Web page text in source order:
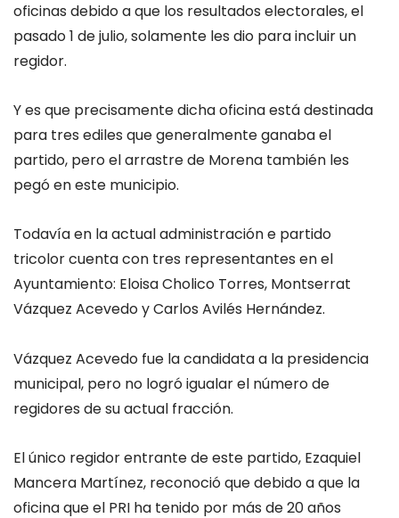
oficinas debido a que los resultados electorales, el
pasado 1 de julio, solamente les dio para incluir un
regidor.
Y es que precisamente dicha oficina está destinada
para tres ediles que generalmente ganaba el
partido, pero el arrastre de Morena también les
pegó en este municipio.
Todavía en la actual administración e partido
tricolor cuenta con tres representantes en el
Ayuntamiento: Eloisa Cholico Torres, Montserrat
Vázquez Acevedo y Carlos Avilés Hernández.
Vázquez Acevedo fue la candidata a la presidencia
municipal, pero no logró igualar el número de
regidores de su actual fracción.
El único regidor entrante de este partido, Ezaquiel
Mancera Martínez, reconoció que debido a que la
oficina que el PRI ha tenido por más de 20 años